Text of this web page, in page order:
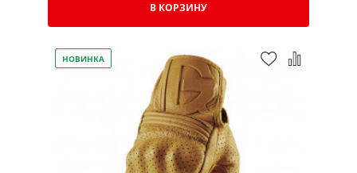
В КОРЗИНУ
НОВИНКА